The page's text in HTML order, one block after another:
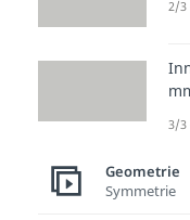
2/3
3/3
Geometrie
Symmetrie